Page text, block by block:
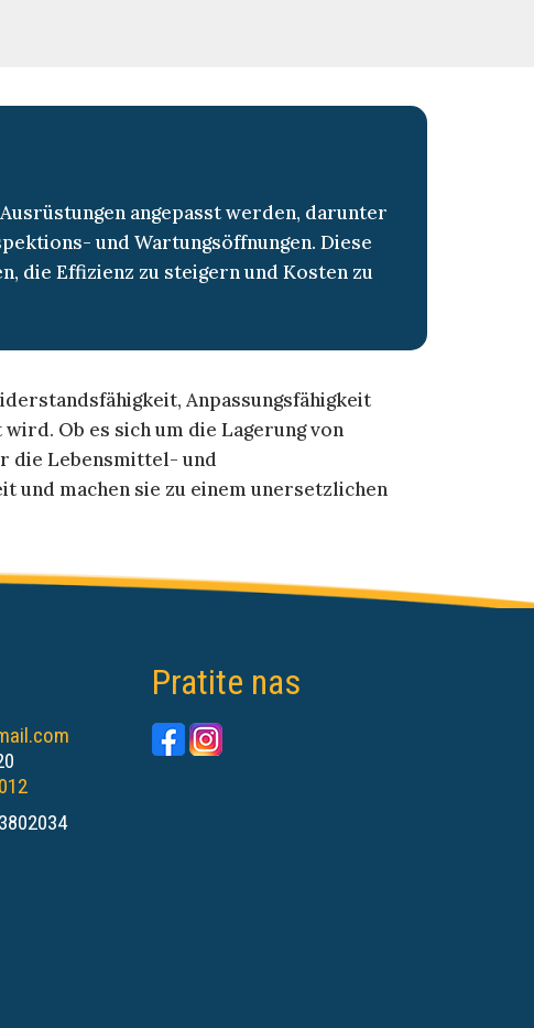
angepasst werden, darunter
und Wartungsöffnungen. Diese
die Effizienz zu steigern und Kosten zu
Anpassungsfähigkeit
Ob es sich um die Lagerung von
die Lebensmittel- und
und machen sie zu einem unersetzlichen
Pratite nas